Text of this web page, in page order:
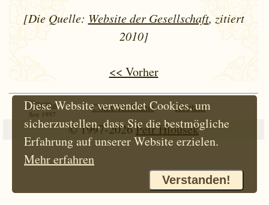
[Die Quelle: Website der Gesellschaft, zitiert
2010]
<< Vorher
Seit 1997
Cokie-Richtlinie Kontakt
© 1997-2026Petr Hloušek
Diese Website verwendet Cookies, um
sicherzustellen, dass Sie die bestmögliche
Erfahrung auf unserer Website erzielen.
Mehr erfahren
Verstanden!